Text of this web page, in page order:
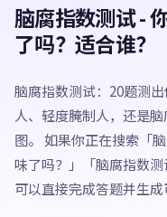
脑腐指数测试 -
了吗？适合谁？
脑腐指数测试：20题测
人、轻度腌制人，还是
图。 如果你正在搜索「
味了吗？」「脑腐指数
可以直接完成答题并生成